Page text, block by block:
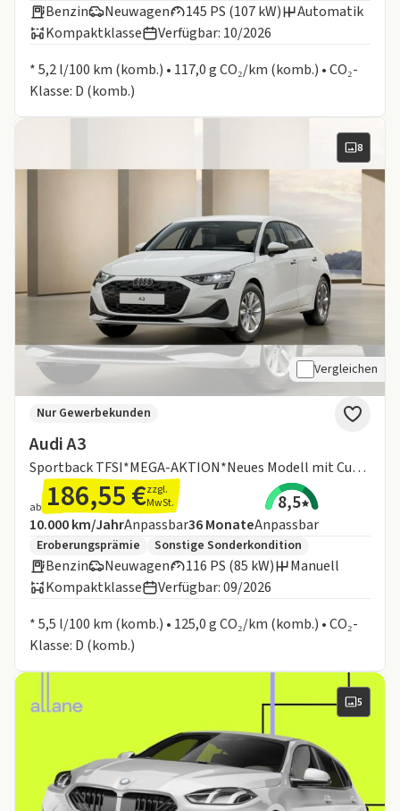
Benzin
Neuwagen 145 PS (107 kW)
Automatik
Kompaktklasse
Verfügbar: 10/2026
* 5,2 l/100 km (komb.) • 117,0 g CO₂/km (komb.) • CO₂-
Klasse: D (komb.)
8
Vergleichen
Audi A3
Sportback TFSI*MEGA-AKTION*Neues Modell mit Curved Display*Sitzhzg.*Alu*interface*PDC vo.&hi.*Klimaa
Nur Gewerbekunden
ab 186,55 €zzgl.
MwSt.
8,5
Angebotsdetails:
Inklusive Laufleistung
10.000 km/JahrAnpassbarLaufzeit
36MonateAnpassbar
Zusätzliche Fahrzeuginformationen:
Eroberungsprämie Sonstige Sonderkondition
Benzin Neuwagen 116 PS (85 kW)
Manuell
Kompaktklasse
Verfügbar: 09/2026
* 5,5 l/100 km (komb.) • 125,0 g CO₂/km (komb.) • CO₂-
Klasse: D (komb.)
5